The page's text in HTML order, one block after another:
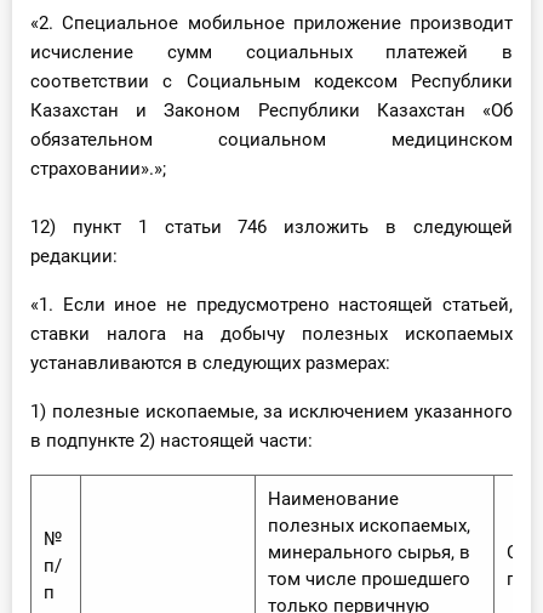
«2. Специальное мобильное приложение производит
исчисление сумм социальных платежей в
соответствии с Социальным кодексом Республики
Казахстан и Законом Республики Казахстан «Об
обязательном социальном медицинском
страховании».»;
12) пункт 1 статьи 746 изложить в следующей
редакции:
«1. Если иное не предусмотрено настоящей статьей,
ставки налога на добычу полезных ископаемых
устанавливаются в следующих размерах:
1) полезные ископаемые, за исключением указанного
в подпункте 2) настоящей части:
№
п/
п
Наименование
полезных ископаемых,
минерального сырья, в
том числе прошедшего
только первичную